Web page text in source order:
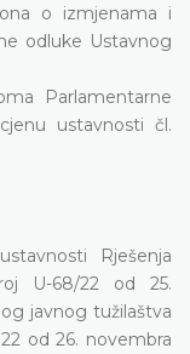
o izmjenama i
odluke Ustavnog
Parlamentarne
ustavnosti čl.
Rješenja
U-68/22 od 25.
javnog tužilaštva
od 26. novembra